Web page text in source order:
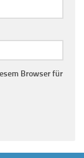
Browser für